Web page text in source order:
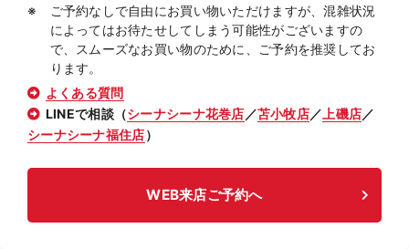
ご予約なしで自由にお買い物いただけますが、混雑状況
によってはお待たせしてしまう可能性がございますの
で、スムーズなお買い物のために、ご予約を推奨してお
ります。
よくある質問
LINEで相談（シーナシーナ花巻店 ／苫小牧店／ 上磯店／
シーナシーナ福住店）
WEB来店ご予約へ